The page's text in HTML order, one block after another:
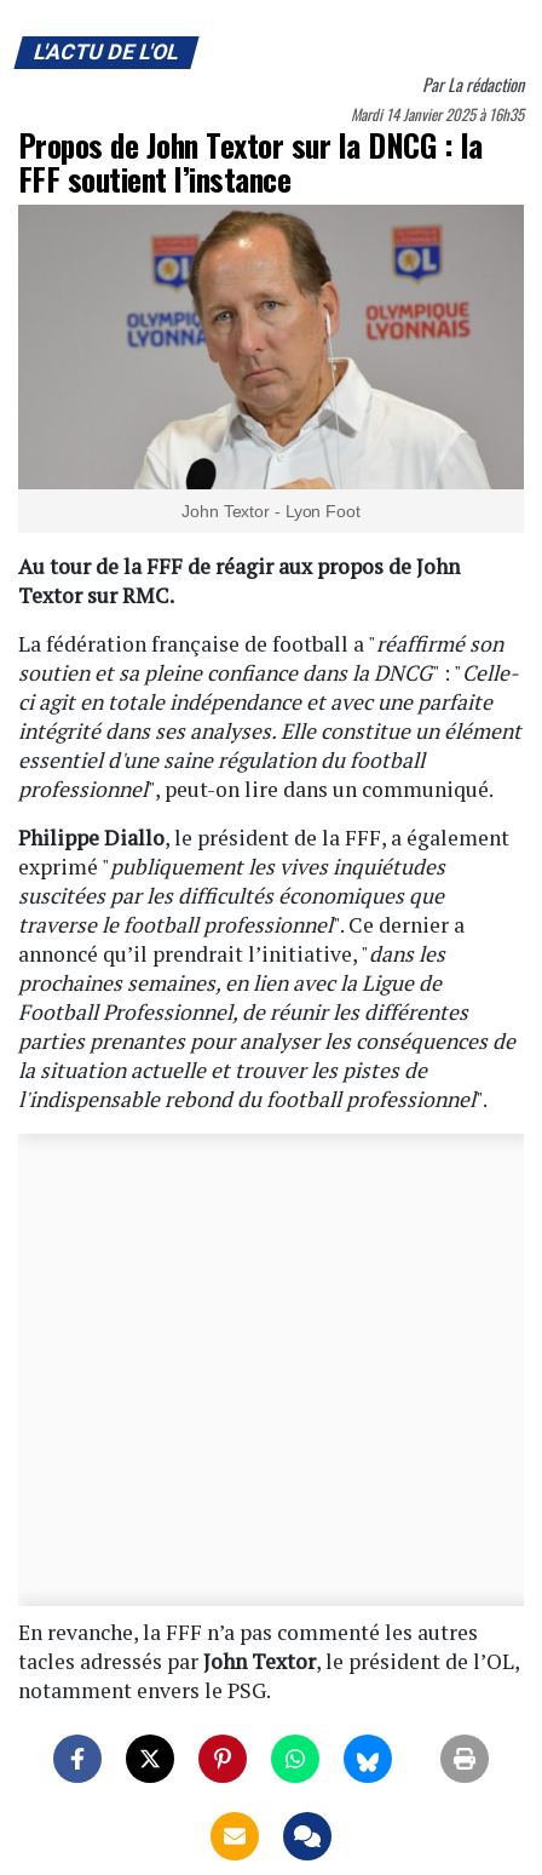
L'ACTU DE L'OL
ParLa rédaction
Mardi 14 Janvier 2025 à 16h35
Propos de John Textor sur la DNCG : la
FFF soutient l’instance
John Textor - Lyon Foot
Au tour de la FFF de réagir aux propos de John
Textor sur RMC.
La fédération française de football a "réaffirmé son
soutien et sa pleine confiance dans la DNCG" : "Celle-
ci agit en totale indépendance et avec une parfaite
intégrité dans ses analyses. Elle constitue un élément
essentiel d'une saine régulation du football
professionnel", peut-on lire dans un communiqué.
Philippe Diallo, le président de la FFF, a également
exprimé "publiquement les vives inquiétudes
suscitées par les difficultés économiques que
traverse le football professionnel". Ce dernier a
annoncé qu’il prendrait l’initiative, "dans les
prochaines semaines, en lien avec la Ligue de
Football Professionnel, de réunir les différentes
parties prenantes pour analyser les conséquences de
la situation actuelle et trouver les pistes de
l'indispensable rebond du football professionnel".
En revanche, la FFF n’a pas commenté les autres
tacles adressés parJohn Textor, le président de l’OL,
notamment envers le PSG.